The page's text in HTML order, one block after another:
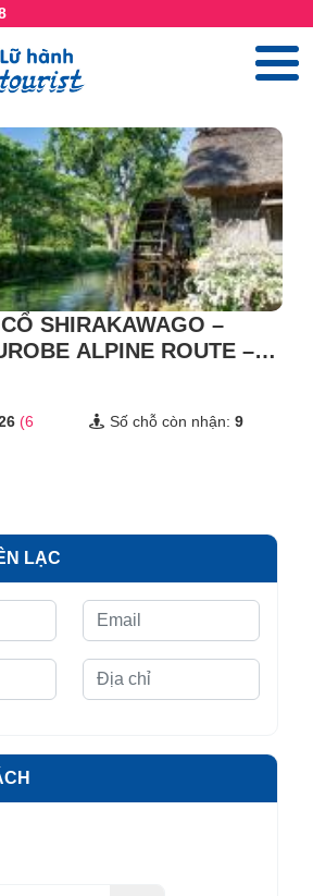
SHIRAKAWAGO –
ALPINE ROUTE –
(6
Số chỗ còn nhận: 9
LẠC